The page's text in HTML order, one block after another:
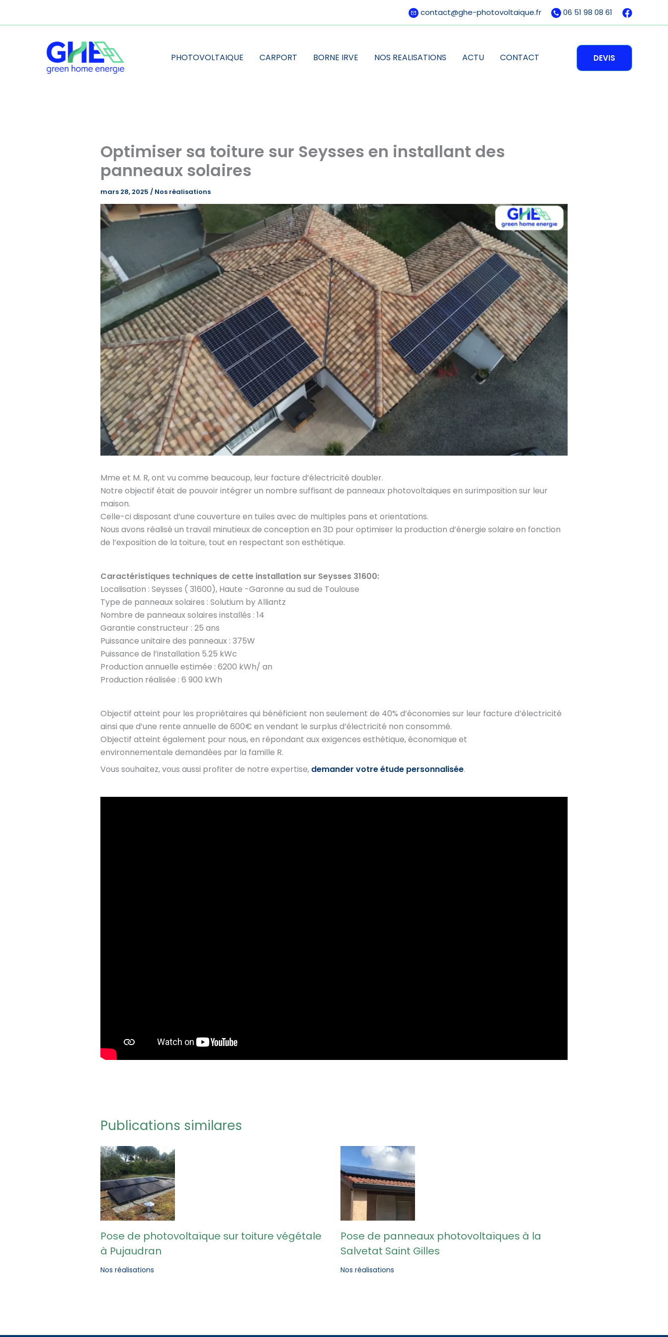
contact@ghe-photovoltaique.fr 06 51 98 08 61
PHOTOVOLTAIQUE CARPORT BORNE IRVE NOS REALISATIONS ACTU CONTACT DEVIS
Optimiser sa toiture sur Seysses en installant des
panneaux solaires
mars 28, 2025 / Nos réalisations
Mme et M. R, ont vu comme beaucoup, leur facture d’électricité doubler.
Notre objectif était de pouvoir intégrer un nombre suffisant de panneaux photovoltaiques en surimposition sur leur
maison.
Celle-ci disposant d’une couverture en tuiles avec de multiples pans et orientations.
Nous avons réalisé un travail minutieux de conception en 3D pour optimiser la production d’énergie solaire en fonction
de l’exposition de la toiture, tout en respectant son esthétique.
Caractéristiques techniques de cette installation sur Seysses 31600:
Localisation : Seysses ( 31600), Haute -Garonne au sud de Toulouse
Type de panneaux solaires : Solutium by Alliantz
Nombre de panneaux solaires installés : 14
Garantie constructeur : 25 ans
Puissance unitaire des panneaux : 375W
Puissance de l’installation 5.25 kWc
Production annuelle estimée : 6200 kWh/ an
Production réalisée : 6 900 kWh
Objectif atteint pour les propriétaires qui bénéficient non seulement de 40% d’économies sur leur facture d’électricité
ainsi que d’une rente annuelle de 600€ en vendant le surplus d’électricité non consommé.
Objectif atteint également pour nous, en répondant aux exigences esthétique, économique et
environnementale demandées par la famille R.
Vous souhaitez, vous aussi profiter de notre expertise, demander votre étude personnalisée.
Publications similares
Pose de photovoltaïque sur toiture végétale
à Pujaudran
Nos réalisations
Pose de panneaux photovoltaïques à la
Salvetat Saint Gilles
Nos réalisations